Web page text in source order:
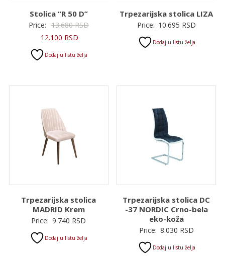
Stolica “R 50 D”
Price: 13.680RSDOriginalna
12.100 RSDTrenutna
Dodaj u listu želja
Trpezarijska stolica LIZA
Price: 10.695 RSD
Dodaj u listu želja
Trpezarijska stolica
MADRID Krem
Price: 9.740 RSD
Dodaj u listu želja
Trpezarijska stolica DC
-37 NORDIC Crno-bela
eko-koža
Price: 8.030 RSD
Dodaj u listu želja